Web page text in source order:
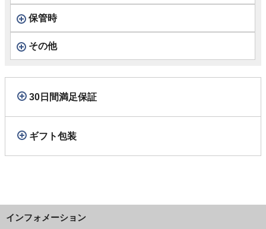
保管時
その他
30日間満足保証
ギフト包装
インフォメーション